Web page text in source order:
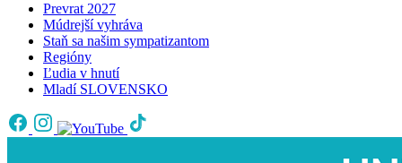
Prevrat 2027
Múdrejší vyhráva
Staň sa našim sympatizantom
Regióny
Ľudia v hnutí
Mladí SLOVENSKO